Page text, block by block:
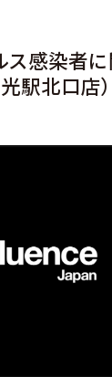
ス感染者
駅北口店）